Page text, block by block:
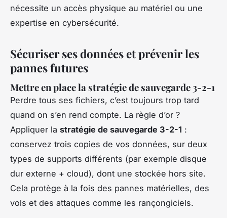
nécessite un accès physique au matériel ou une
expertise en cybersécurité.
Sécuriser ses données et prévenir les
pannes futures
Mettre en place la stratégie de sauvegarde 3-2-1
Perdre tous ses fichiers, c’est toujours trop tard
quand on s’en rend compte. La règle d’or ?
Appliquer la stratégie de sauvegarde 3-2-1 :
conservez trois copies de vos données, sur deux
types de supports différents (par exemple disque
dur externe + cloud), dont une stockée hors site.
Cela protège à la fois des pannes matérielles, des
vols et des attaques comme les rançongiciels.